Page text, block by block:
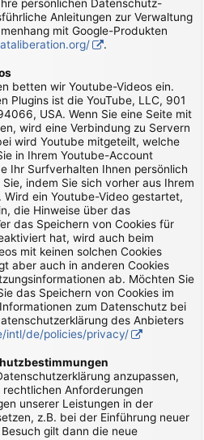
persönlichen Datenschutz-
Anleitungen zur Verwaltung
mit Google-Produkten
.
betten wir Youtube-Videos ein.
Plugins ist die YouTube, LLC, 901
USA. Wenn Sie eine Seite mit
wird eine Verbindung zu Servern
wird Youtube mitgeteilt, welche
in Ihrem Youtube-Account
Ihr Surfverhalten Ihnen persönlich
indem Sie sich vorher aus Ihrem
ein Youtube-Video gestartet,
die Hinweise über das
das Speichern von Cookies für
hat, wird auch beim
mit keinen solchen Cookies
aber auch in anderen Cookies
ab. Möchten Sie
das Speichern von Cookies im
zum Datenschutz bei
des Anbieters
intl/de/policies/privacy/
anzupassen,
Anforderungen
unserer Leistungen in der
z.B. bei der Einführung neuer
gilt dann die neue